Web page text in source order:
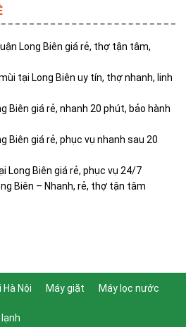
Long Biên giá rẻ, thợ tận tâm,
tại Long Biên uy tín, thợ nhanh, linh
Biên giá rẻ, nhanh 20 phút, bảo hành
Biên giá rẻ, phục vụ nhanh sau 20
Long Biên giá rẻ, phục vụ 24/7
Biên – Nhanh, rẻ, thợ tận tâm
Nội Máy giặt Máy lọc nước